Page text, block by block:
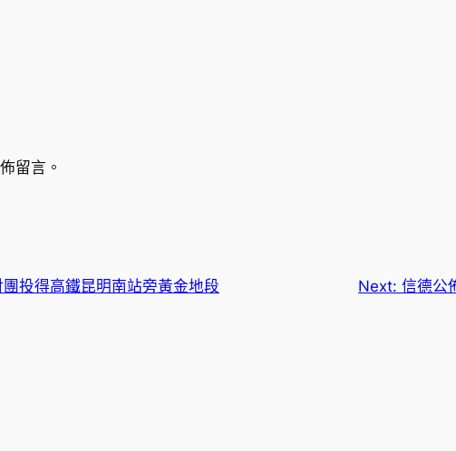
留言。
投得高鐵昆明南站旁黃金地段 Next: 信德公